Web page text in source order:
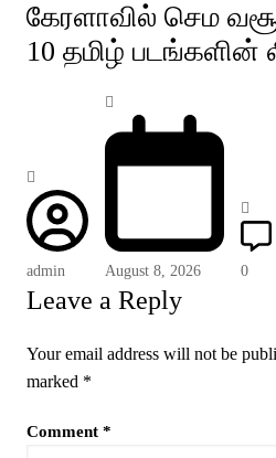
கேரளாவில் செம
10 தமிழ்
admin August 8, 2026 0
Leave a Reply
Your email address will not be
marked *
Comment *